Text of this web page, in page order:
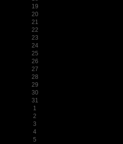
19
20
21
22
23
24
25
26
27
28
29
30
31
1
2
3
4
5